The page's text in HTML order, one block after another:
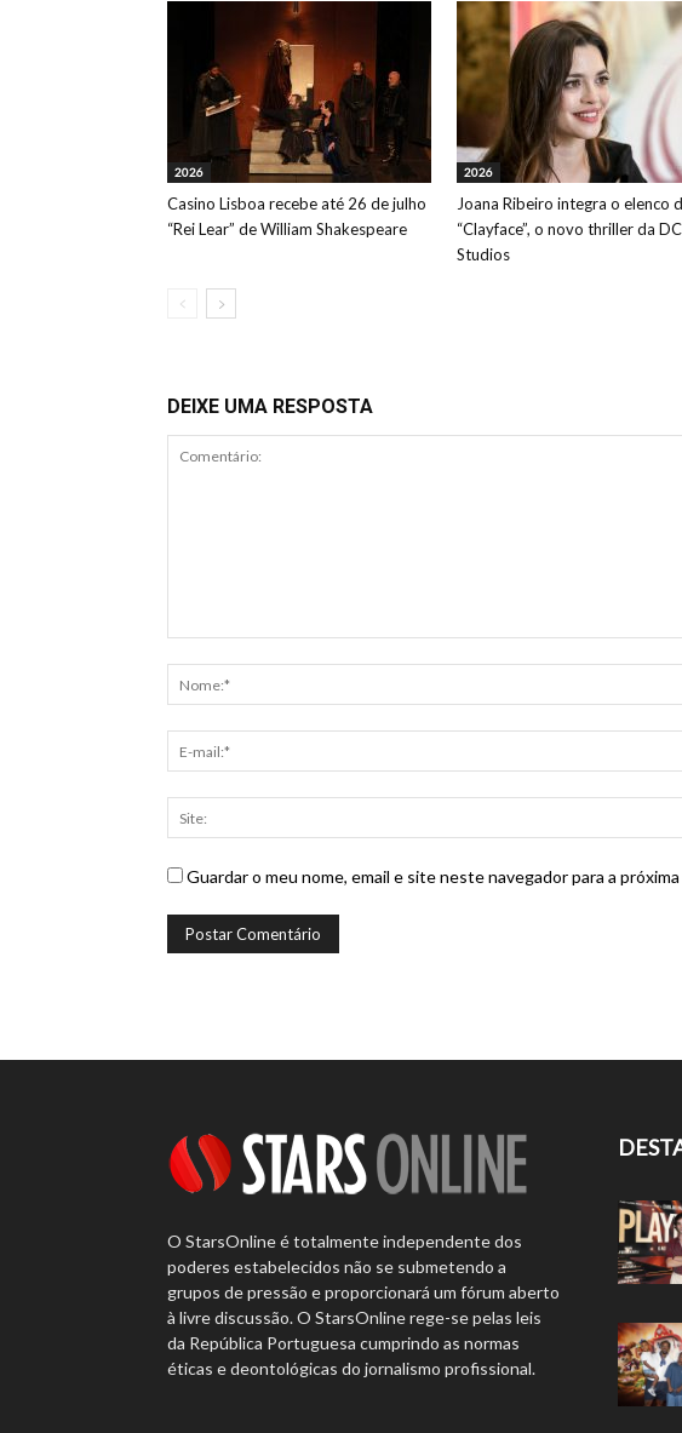
2026
Casino Lisboa recebe até 26 de julho
“Rei Lear” de William Shakespeare
2026
Joana Ribeiro integra o elenco
“Clayface”, o novo thriller da DC
Studios
DEIXE UMA RESPOSTA
Guardar o meu nome, email e site neste navegador para a
O StarsOnline é totalmente independente dos
poderes estabelecidos não se submetendo a
grupos de pressão e proporcionará um fórum aberto
à livre discussão. O StarsOnline rege-se pelas leis
da República Portuguesa cumprindo as normas
éticas e deontológicas do jornalismo profissional.